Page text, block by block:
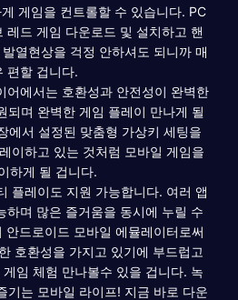
게임을 컨트롤할 수 있습니다. PC
레드 게임 다운로드 및 설치하고 핸
열현상을 걱정 안하셔도 되니까 매
편할 겁니다.
어에서는 호환성과 안전성이 완벽한
되며 완벽한 게임 플레이 만나게 될
에서 설정된 맞춤형 가상키 세팅을
이하고 있는 것처럼 모바일 게임을
하게 될 겁니다.
플레이도 지원 가능합니다. 여러 앱
하며 많은 즐거움을 동시에 누릴 수
안드로이드 모바일 에뮬레이터로써
호환성을 가지고 있기에 부드럽고
임 체험 만나볼수 있을 겁니다. 녹
기는 모바일 라이프! 지금 바로 다운